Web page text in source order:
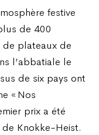
festive
de 400
de plateaux de
l’abbatiale le
de six pays ont
« Nos
prix a été
Knokke-Heist.